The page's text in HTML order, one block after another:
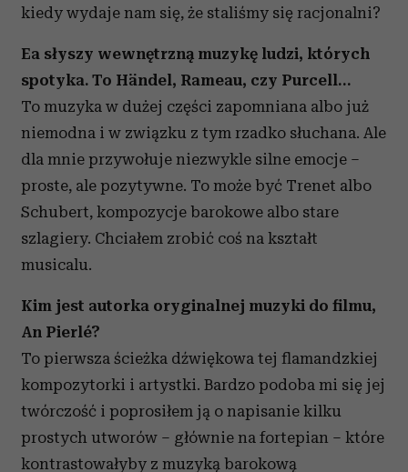
i reklam, aby oferować funkcje społecznościowe i
analizować ruch w naszej witrynie. Informacje o tym, jak
społecznościowym, reklamowym i analitycznym.
Partnerzy mogą połączyć te informacje z innymi danymi
otrzymanymi od Ciebie lub uzyskanymi podczas
korzystania z ich usług.
kiedy wydaje nam się, że staliśmy się racjonalni?
Ea słyszy wewnętrzną muzykę ludzi, których
spotyka. To Händel, Rameau, czy Purcell…
To muzyka w dużej części zapomniana albo już
niemodna i w związku z tym rzadko słuchana. Ale
dla mnie przywołuje niezwykle silne emocje –
proste, ale pozytywne. To może być Trenet albo
Schubert, kompozycje barokowe albo stare
szlagiery. Chciałem zrobić coś na kształt
musicalu.
Kim jest autorka oryginalnej muzyki do filmu,
An Pierlé?
To pierwsza ścieżka dźwiękowa tej flamandzkiej
kompozytorki i artystki. Bardzo podoba mi się jej
twórczość i poprosiłem ją o napisanie kilku
prostych utworów – głównie na fortepian – które
kontrastowałyby z muzyką barokową